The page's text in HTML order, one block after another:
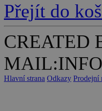
Přejít do
CREATED
Hlavní strana Odkazy Prodejní